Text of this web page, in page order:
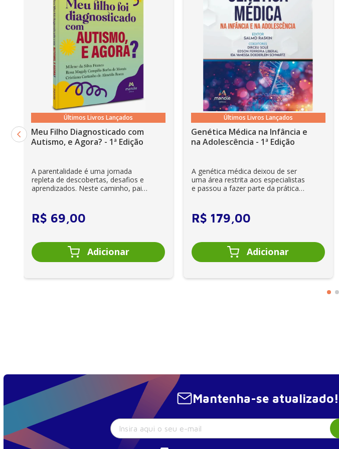
Últimos Livros Lançados
Meu Filho Diagnosticado com
Autismo, e Agora? - 1ª Edição
A parentalidade é uma jornada
repleta de descobertas, desafios e
aprendizados. Neste caminho, pais
R$ 69,00
Últimos Livros Lançados
Genética Médica na Infância e
na Adolescência - 1ª Edição
A genética médica deixou de ser
uma área restrita aos especialistas
e passou a fazer parte da prática
R$ 179,00
Mantenha-se atualizado!